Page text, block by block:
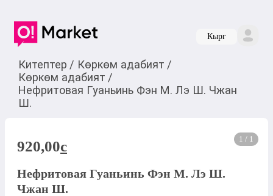
Кырг
Китептер / Көркөм адабият /
Көркөм адабият /
Нефритовая Гуаньинь Фэн М. Лэ Ш. Чжан
Ш.
1 / 1
920,00c
Нефритовая Гуаньинь Фэн М. Лэ Ш.
Чжан Ш.